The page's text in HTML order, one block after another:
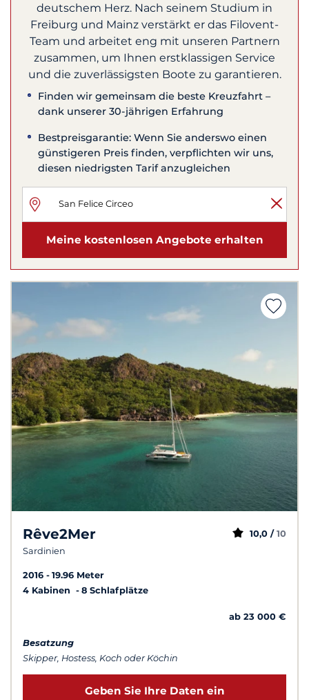
deutschem Herz. Nach seinem Studium in
Freiburg und Mainz verstärkt er das Filovent-
Team und arbeitet eng mit unseren Partnern
zusammen, um Ihnen erstklassigen Service
und die zuverlässigsten Boote zu garantieren.
Finden wir gemeinsam die beste Kreuzfahrt –
dank unserer 30-jährigen Erfahrung
Bestpreisgarantie: Wenn Sie anderswo einen
günstigeren Preis finden, verpflichten wir uns,
diesen niedrigsten Tarif anzugleichen
Meine kostenlosen Angebote erhalten
Rêve2Mer
Sardinien
10,0 / 10
2016
19.96 Meter
4 Kabinen
8 Schlafplätze
ab 23 000 €
Besatzung
Skipper, Hostess, Koch oder Köchin
Geben Sie Ihre Daten ein